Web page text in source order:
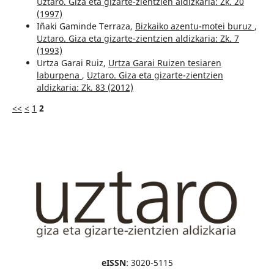
(1997)
Iñaki Gaminde Terraza, Bizkaiko azentu-motei buruz ,
Uztaro. Giza eta gizarte-zientzien aldizkaria: Zk. 7
(1993)
Urtza Garai Ruiz, Urtza Garai Ruizen tesiaren
laburpena , Uztaro. Giza eta gizarte-zientzien
aldizkaria: Zk. 83 (2012)
<< < 1 2
eISSN: 3020-5115